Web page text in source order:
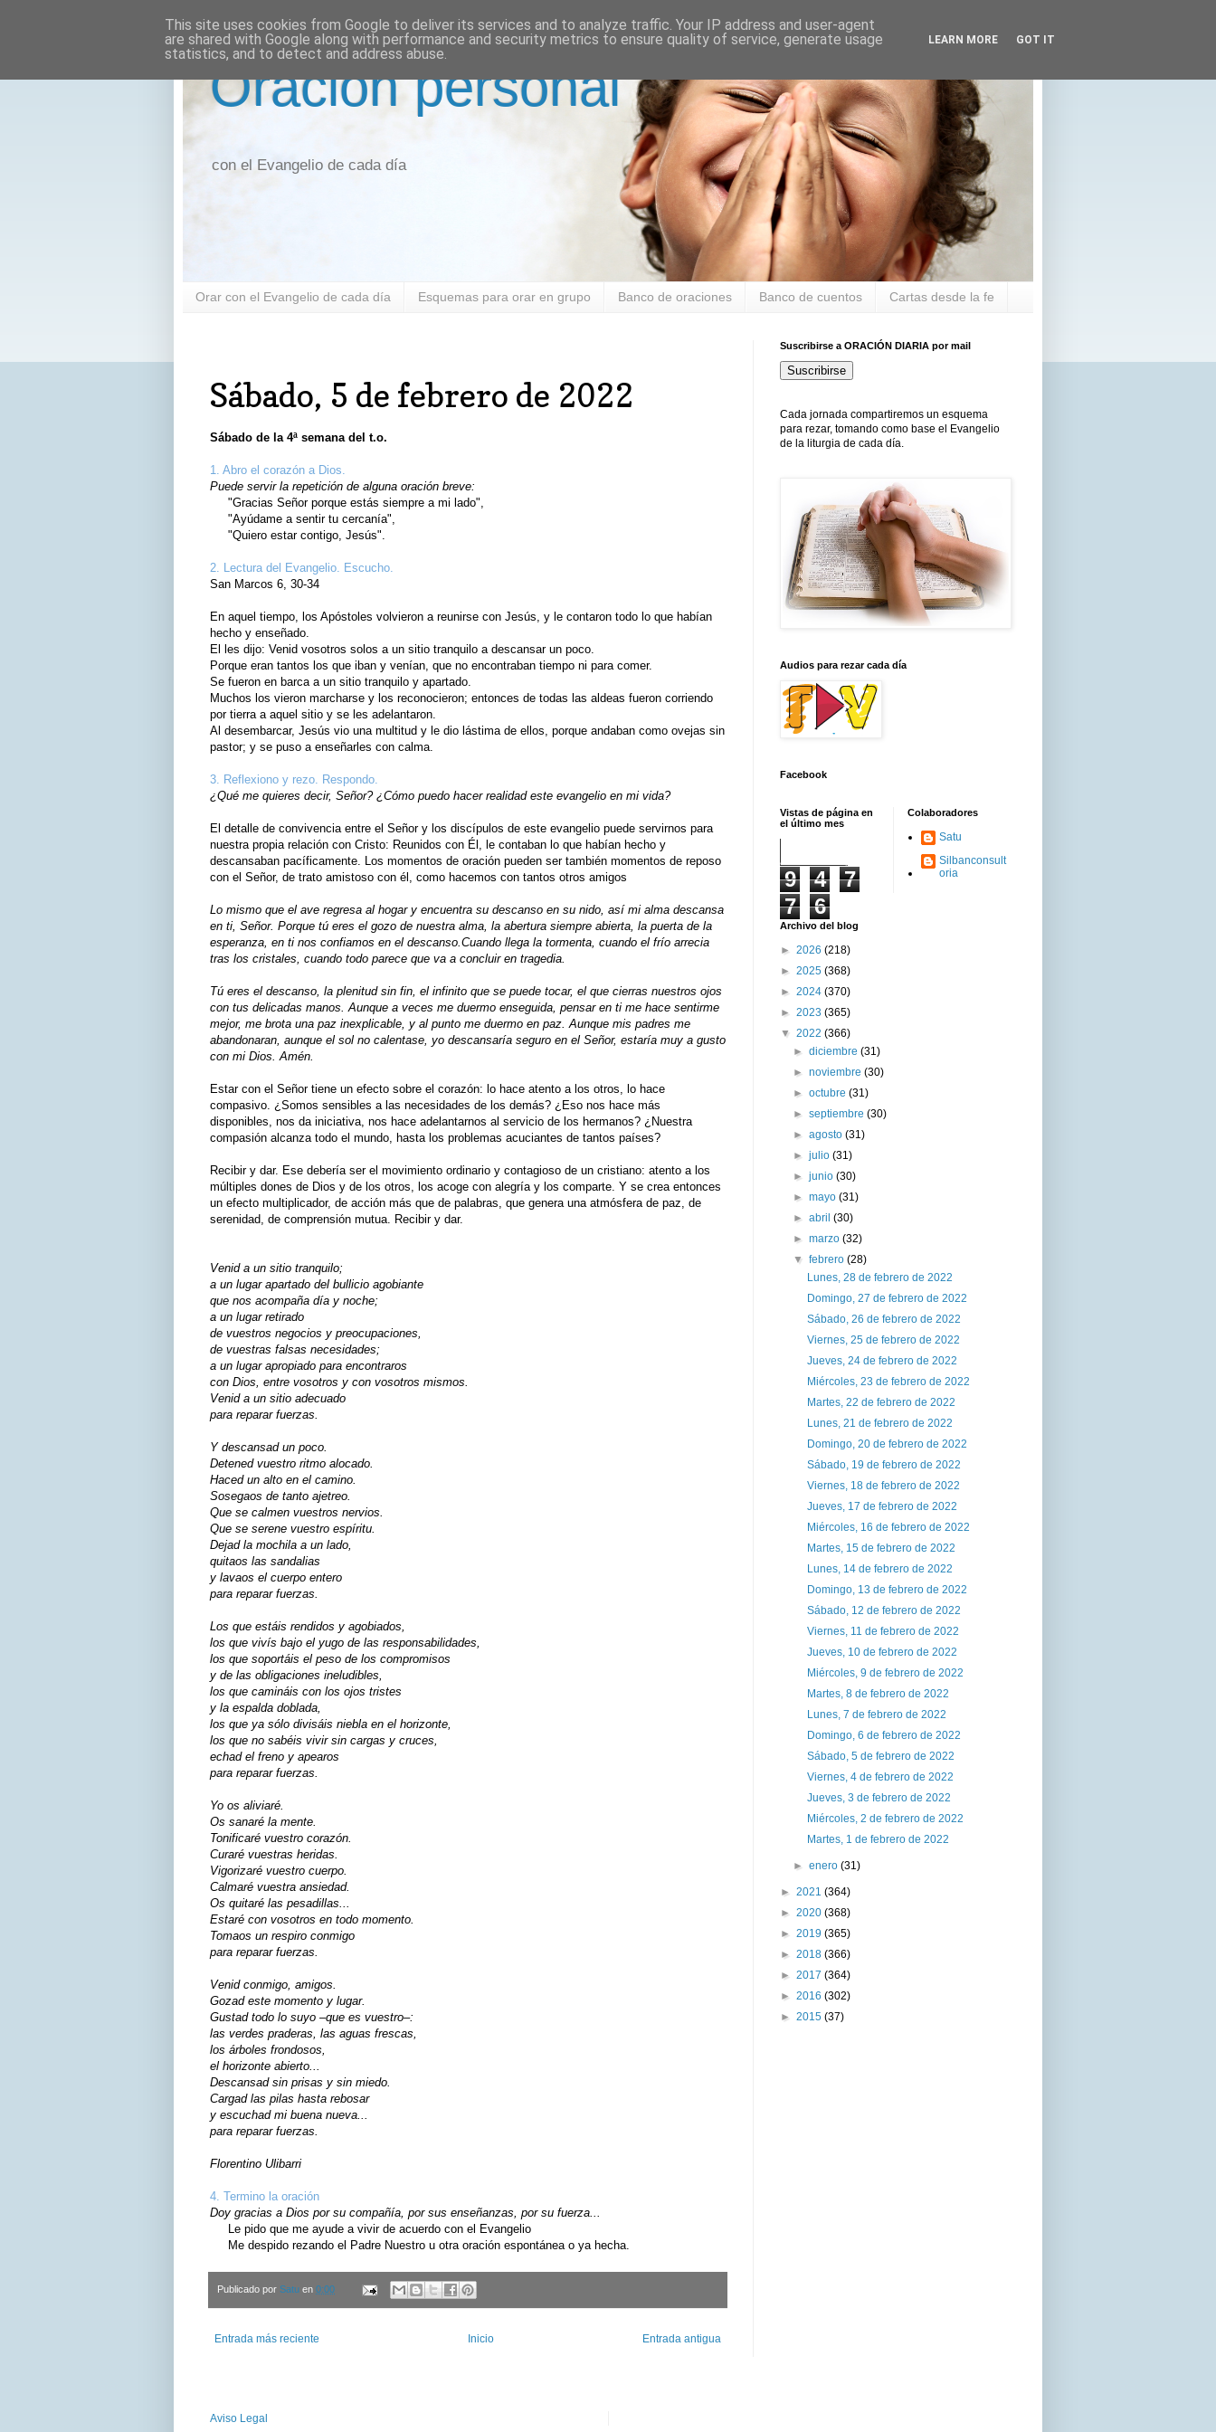
Oración personal
con el Evangelio de cada día
Orar con el Evangelio de cada día Esquemas para orar en grupo Banco de oraciones Banco de cuentos Cartas desde la fe
Sábado, 5 de febrero de 2022
Sábado de la 4ª semana del t.o.
1. Abro el corazón a Dios.
Puede servir la repetición de alguna oración breve:
"Gracias Señor porque estás siempre a mi lado",
"Ayúdame a sentir tu cercanía",
"Quiero estar contigo, Jesús".
2. Lectura del Evangelio. Escucho.
San Marcos 6, 30-34
En aquel tiempo, los Apóstoles volvieron a reunirse con Jesús, y le contaron todo lo que habían
hecho y enseñado.
El les dijo: Venid vosotros solos a un sitio tranquilo a descansar un poco.
Porque eran tantos los que iban y venían, que no encontraban tiempo ni para comer.
Se fueron en barca a un sitio tranquilo y apartado.
Muchos los vieron marcharse y los reconocieron; entonces de todas las aldeas fueron corriendo
por tierra a aquel sitio y se les adelantaron.
Al desembarcar, Jesús vio una multitud y le dio lástima de ellos, porque andaban como ovejas sin
pastor; y se puso a enseñarles con calma.
3. Reflexiono y rezo. Respondo.
¿Qué me quieres decir, Señor? ¿Cómo puedo hacer realidad este evangelio en mi vida?
El detalle de convivencia entre el Señor y los discípulos de este evangelio puede servirnos para
nuestra propia relación con Cristo: Reunidos con Él, le contaban lo que habían hecho y
descansaban pacíficamente. Los momentos de oración pueden ser también momentos de reposo
con el Señor, de trato amistoso con él, como hacemos con tantos otros amigos
Lo mismo que el ave regresa al hogar y encuentra su descanso en su nido, así mi alma descansa
en ti, Señor. Porque tú eres el gozo de nuestra alma, la abertura siempre abierta, la puerta de la
esperanza, en ti nos confiamos en el descanso.Cuando llega la tormenta, cuando el frío arrecia
tras los cristales, cuando todo parece que va a concluir en tragedia.
Tú eres el descanso, la plenitud sin fin, el infinito que se puede tocar, el que cierras nuestros ojos
con tus delicadas manos. Aunque a veces me duermo enseguida, pensar en ti me hace sentirme
mejor, me brota una paz inexplicable, y al punto me duermo en paz. Aunque mis padres me
abandonaran, aunque el sol no calentase, yo descansaría seguro en el Señor, estaría muy a gusto
con mi Dios. Amén.
Estar con el Señor tiene un efecto sobre el corazón: lo hace atento a los otros, lo hace
compasivo. ¿Somos sensibles a las necesidades de los demás? ¿Eso nos hace más
disponibles, nos da iniciativa, nos hace adelantarnos al servicio de los hermanos? ¿Nuestra
compasión alcanza todo el mundo, hasta los problemas acuciantes de tantos países?
Recibir y dar. Ese debería ser el movimiento ordinario y contagioso de un cristiano: atento a los
múltiples dones de Dios y de los otros, los acoge con alegría y los comparte. Y se crea entonces
un efecto multiplicador, de acción más que de palabras, que genera una atmósfera de paz, de
serenidad, de comprensión mutua. Recibir y dar.
Venid a un sitio tranquilo;
a un lugar apartado del bullicio agobiante
que nos acompaña día y noche;
a un lugar retirado
de vuestros negocios y preocupaciones,
de vuestras falsas necesidades;
a un lugar apropiado para encontraros
con Dios, entre vosotros y con vosotros mismos.
Venid a un sitio adecuado
para reparar fuerzas.
Y descansad un poco.
Detened vuestro ritmo alocado.
Haced un alto en el camino.
Sosegaos de tanto ajetreo.
Que se calmen vuestros nervios.
Que se serene vuestro espíritu.
Dejad la mochila a un lado,
quitaos las sandalias
y lavaos el cuerpo entero
para reparar fuerzas.
Los que estáis rendidos y agobiados,
los que vivís bajo el yugo de las responsabilidades,
los que soportáis el peso de los compromisos
y de las obligaciones ineludibles,
los que camináis con los ojos tristes
y la espalda doblada,
los que ya sólo divisáis niebla en el horizonte,
los que no sabéis vivir sin cargas y cruces,
echad el freno y apearos
para reparar fuerzas.
Yo os aliviaré.
Os sanaré la mente.
Tonificaré vuestro corazón.
Curaré vuestras heridas.
Vigorizaré vuestro cuerpo.
Calmaré vuestra ansiedad.
Os quitaré las pesadillas...
Estaré con vosotros en todo momento.
Tomaos un respiro conmigo
para reparar fuerzas.
Venid conmigo, amigos.
Gozad este momento y lugar.
Gustad todo lo suyo –que es vuestro–:
las verdes praderas, las aguas frescas,
los árboles frondosos,
el horizonte abierto...
Descansad sin prisas y sin miedo.
Cargad las pilas hasta rebosar
y escuchad mi buena nueva...
para reparar fuerzas.
Florentino Ulibarri
4. Termino la oración
Doy gracias a Dios por su compañía, por sus enseñanzas, por su fuerza...
Le pido que me ayude a vivir de acuerdo con el Evangelio
Me despido rezando el Padre Nuestro u otra oración espontánea o ya hecha.
Publicado por Satu en 0:00
Entrada más reciente Entrada antigua
Inicio
Suscribirse a ORACIÓN DIARIA por mail
Suscribirse
Cada jornada compartiremos un esquema
para rezar, tomando como base el Evangelio
de la liturgia de cada día.
Audios para rezar cada día
Facebook
Vistas de página en
el último mes
9 4
7
7
6
Colaboradores
Satu
Silbanconsult
oria
Archivo del blog
► 2026 (218)
► 2025 (368)
► 2024 (370)
► 2023 (365)
▼ 2022 (366)
►diciembre(31)
►noviembre(30)
►octubre(31)
►septiembre(30)
►agosto(31)
►julio(31)
►junio(30)
►mayo(31)
►abril(30)
►marzo(32)
▼febrero(28)
Lunes, 28 de febrero de 2022
Domingo, 27 de febrero de 2022
Sábado, 26 de febrero de 2022
Viernes, 25 de febrero de 2022
Jueves, 24 de febrero de 2022
Miércoles, 23 de febrero de 2022
Martes, 22 de febrero de 2022
Lunes, 21 de febrero de 2022
Domingo, 20 de febrero de 2022
Sábado, 19 de febrero de 2022
Viernes, 18 de febrero de 2022
Jueves, 17 de febrero de 2022
Miércoles, 16 de febrero de 2022
Martes, 15 de febrero de 2022
Lunes, 14 de febrero de 2022
Domingo, 13 de febrero de 2022
Sábado, 12 de febrero de 2022
Viernes, 11 de febrero de 2022
Jueves, 10 de febrero de 2022
Miércoles, 9 de febrero de 2022
Martes, 8 de febrero de 2022
Lunes, 7 de febrero de 2022
Domingo, 6 de febrero de 2022
Sábado, 5 de febrero de 2022
Viernes, 4 de febrero de 2022
Jueves, 3 de febrero de 2022
Miércoles, 2 de febrero de 2022
Martes, 1 de febrero de 2022
►enero(31)
► 2021 (364)
► 2020 (368)
► 2019 (365)
► 2018 (366)
► 2017 (364)
► 2016 (302)
► 2015 (37)
Aviso Legal
This site uses cookies from Google to deliver its services and to analyze traffic. Your IP address and user-agent
are shared with Google along with performance and security metrics to ensure quality of service, generate usage
statistics, and to detect and address abuse.
LEARN MORE GOT IT